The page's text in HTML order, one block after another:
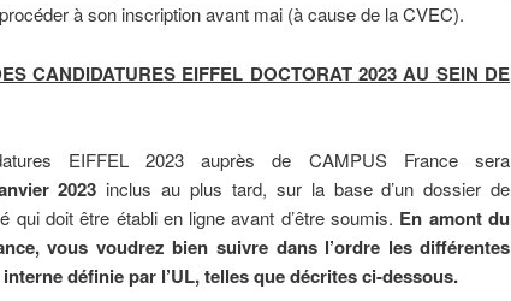
à son inscription avant mai (à cause de la CVEC).
CANDIDATURES EIFFEL DOCTORAT 2023 AU SEIN DE
EIFFEL 2023 auprès de CAMPUS France sera
2023 inclus au plus tard, sur la base d’un dossier de
qui doit être établi en ligne avant d’être soumis. En amont du
vous voudrez bien suivre dans l’ordre les différentes
définie par l’UL, telles que décrites ci-dessous.